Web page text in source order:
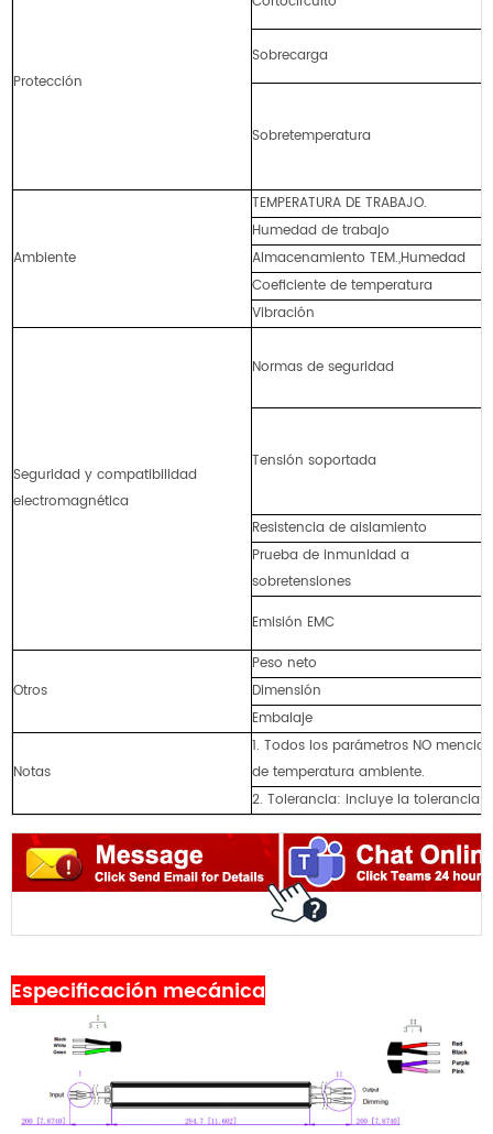
Protección
Sobrecarga
Sobretemperatura
Ambiente
TEMPERATURA DE TRABAJO.
Humedad de trabajo
Almacenamiento TEM.,Humedad
Coeficiente de temperatura
Vibración
Seguridad y compatibilidad
electromagnética
Normas de seguridad
Tensión soportada
Resistencia de aislamiento
Prueba de inmunidad a
sobretensiones
Emisión EMC
Otros
Peso neto
Dimensión
Embalaje
Notas
1. Todos los parámetros NO
de temperatura ambiente.
2. Tolerancia: incluye la tolerancia
Especificación mecánica